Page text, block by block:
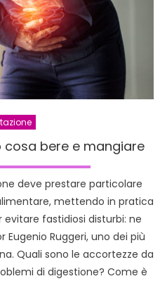
cosa bere e mangiare
deve prestare particolare
mettendo in pratica
fastidiosi disturbi: ne
Ruggeri, uno dei più
Quali sono le accortezze da
di digestione? Come è